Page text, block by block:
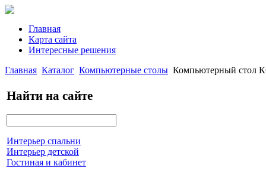
Главная
Карта сайта
Интересные решения
Главная Каталог Компьютерные столы Компьютерный стол
Найти на сайте
Интерьер спальни
Интерьер детской
Гостиная и кабинет